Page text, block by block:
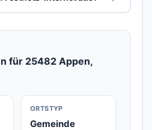
für 25482 Appen,
ORTSTYP
Gemeinde